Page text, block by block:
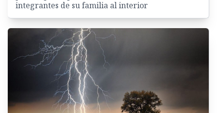
integrantes de su familia al interior